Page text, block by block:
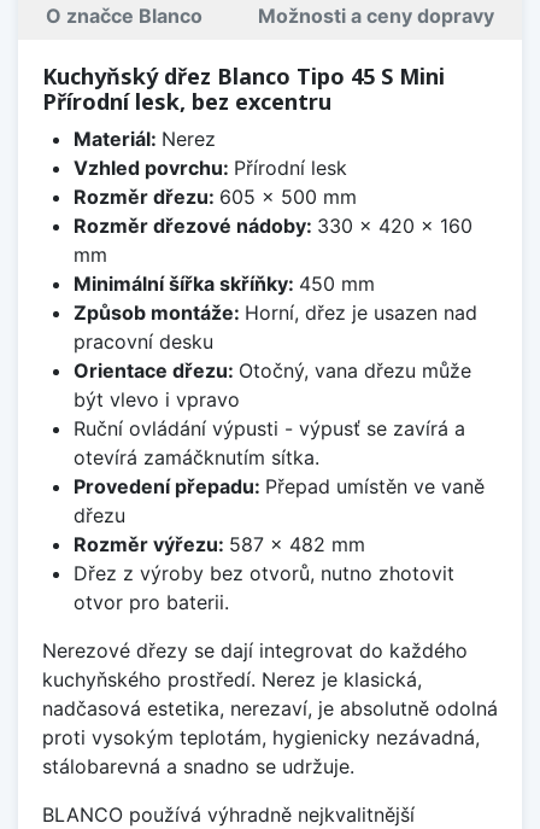
O značce Blanco Možnosti a ceny dopravy
Kuchyňský dřez Blanco Tipo 45 S Mini
Přírodní lesk, bez excentru
Materiál: Nerez
Vzhled povrchu: Přírodní lesk
Rozměr dřezu: 605 x 500 mm
Rozměr dřezové nádoby: 330 x 420 x 160
mm
Minimální šířka skříňky: 450 mm
Způsob montáže: Horní, dřez je usazen nad
pracovní desku
Orientace dřezu: Otočný, vana dřezu může
být vlevo i vpravo
Ruční ovládání výpusti - výpusť se zavírá a
otevírá zamáčknutím sítka.
Provedení přepadu: Přepad umístěn ve vaně
dřezu
Rozměr výřezu: 587 x 482 mm
Dřez z výroby bez otvorů, nutno zhotovit
otvor pro baterii.
Nerezové dřezy se dají integrovat do každého
kuchyňského prostředí. Nerez je klasická,
nadčasová estetika, nerezaví, je absolutně odolná
proti vysokým teplotám, hygienicky nezávadná,
stálobarevná a snadno se udržuje.
BLANCO používá výhradně nejkvalitnější